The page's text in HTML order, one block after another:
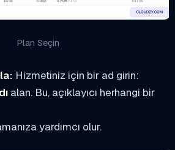
Plan Seçin
Hizmetiniz için bir ad girin:
alan. Bu, açıklayıcı herhangi bir
yardımcı olur.